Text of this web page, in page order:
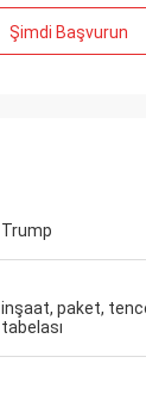
Şimdi Başvurun
Trump
inşaat, paket,
tabelası